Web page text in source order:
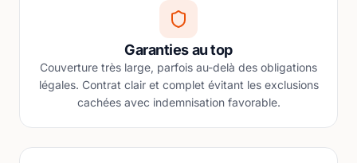
Garanties au top
Couverture très large, parfois au-delà des obligations
légales. Contrat clair et complet évitant les exclusions
cachées avec indemnisation favorable.